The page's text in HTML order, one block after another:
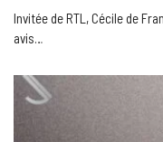
Invitée de RTL, Cécile de
avis…